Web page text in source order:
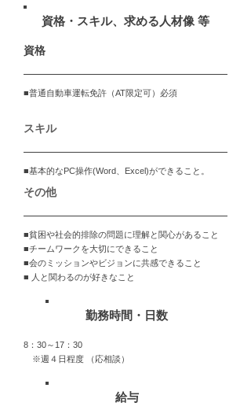
資格・スキル、求める人材像 等
資格
■普通自動車運転免許（AT限定可）必須
スキル
■基本的なPC操作(Word、Excel)ができること。
その他
■貧困や社会的排除の問題に理解と関心があること
■チームワークを大切にできること
■会のミッションやビジョンに共感できること
■ 人と関わるのが好きなこと
勤務時間・日数
8：30～17：30
※週４日程度 （応相談）
給与